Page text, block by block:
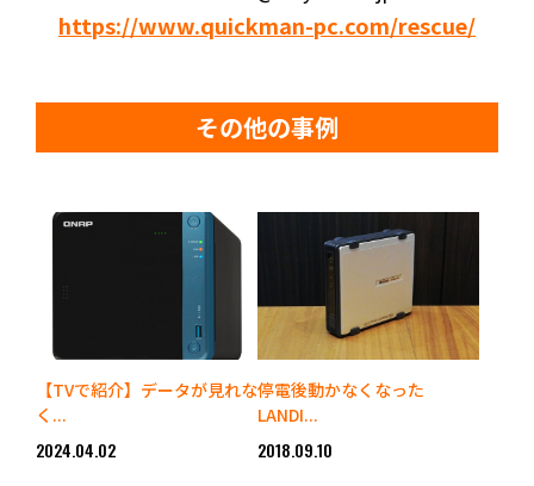
https://www.quickman-pc.com/rescue/
その他の事例
【TVで紹介】データが見れな
く...
2024.04.02
停電後動かなくなった
LANDI...
2018.09.10